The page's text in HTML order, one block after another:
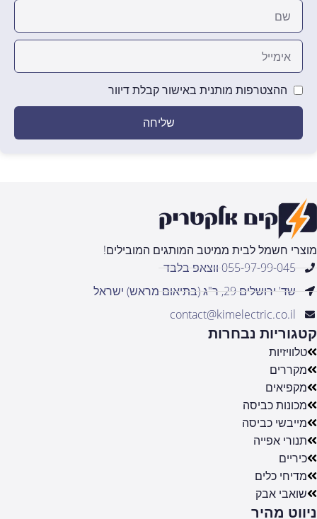
ההצטרפות מותנית באישור קבלת דיוור
שליחה
מוצרי חשמל לבית ממיטב המותגים המובילים!
055-97-99-045 ווצאפ בלבד
שד' ירושלים 29, ר"ג (בתיאום מראש) ישראל
contact@kimelectric.co.il
קטגוריות נבחרות
טלוויזיות
מקררים
מקפיאים
מכונות כביסה
מייבשי כביסה
תנורי אפייה
כיריים
מדיחי כלים
שואבי אבק
ניווט מהיר